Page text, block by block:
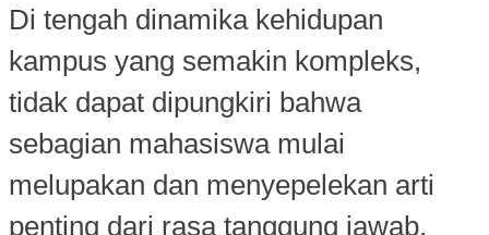
Di tengah dinamika kehidupan
kampus yang semakin kompleks,
tidak dapat dipungkiri bahwa
sebagian mahasiswa mulai
melupakan dan menyepelekan arti
penting dari rasa tanggung jawab.